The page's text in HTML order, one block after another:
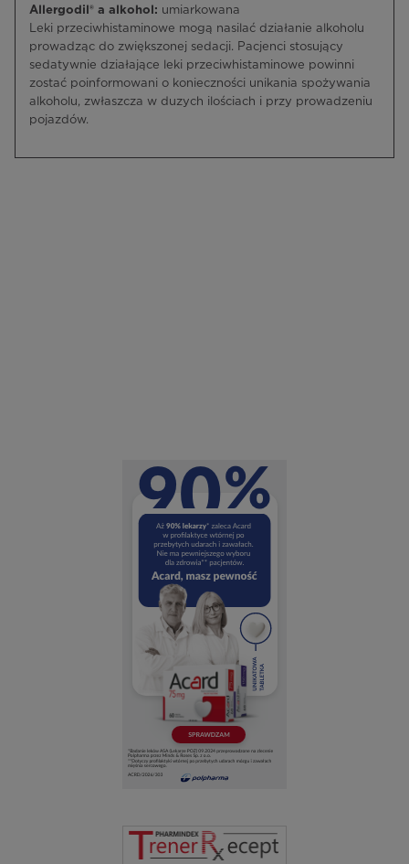
Allergodil® a alkohol: umiarkowana
Leki przeciwhistaminowe mogą nasilać działanie alkoholu
prowadząc do zwiększonej sedacji. Pacjenci stosujący
sedatywnie działające leki przeciwhistaminowe powinni
zostać poinformowani o konieczności unikania spożywania
alkoholu, zwłaszcza w duzych ilościach i przy prowadzeniu
pojazdów.